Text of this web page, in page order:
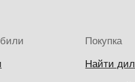
Покупка
Найти